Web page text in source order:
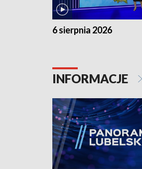
6 sierpnia 2026
INFORMACJE